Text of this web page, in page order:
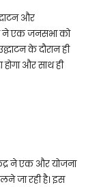
और
ने एक जनसभा को
के दौरान ही
और साथ ही
ने एक और योजना
जा रही है। इस